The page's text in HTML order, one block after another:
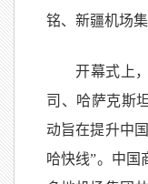
铭、新疆机场
开幕式上
司、哈萨克斯
动旨在提升中
哈快线”。中国